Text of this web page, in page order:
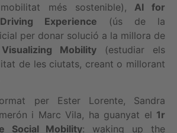
més sostenible), AI for
Experience (ús de la
per donar solució a la millora de
Visualizing Mobility (estudiar els
de les ciutats, creant o millorant
per Ester Lorente, Sandra
i Marc Vila, ha guanyat el 1r
Social Mobility: waking up the